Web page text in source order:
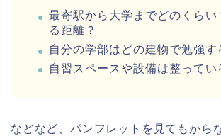
最寄駅から大学までどのくらい
る距離？
自分の学部はどの建物で勉強す
自習スペースや設備は整ってい
などなど、パンフレットを見てもから